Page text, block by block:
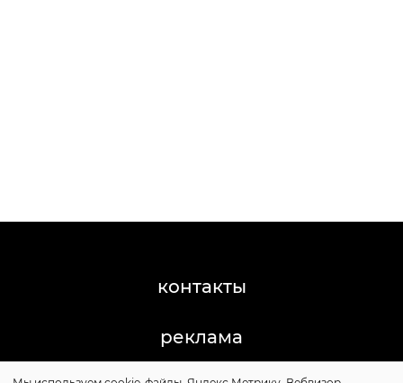
контакты
реклама